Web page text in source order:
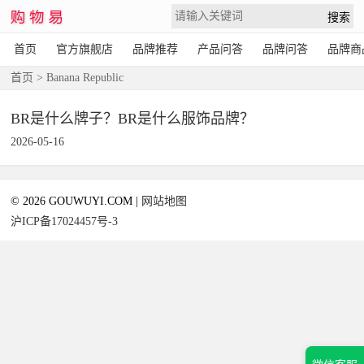
首页 官方旗舰店 品牌推荐 产品问答 品牌问答 品牌商
首页 > Banana Republic
BR是什么牌子？BR是什么服饰品牌？
2026-05-16
© 2026 GOUWUYI.COM |
网站地图
沪ICP备17024457号-3